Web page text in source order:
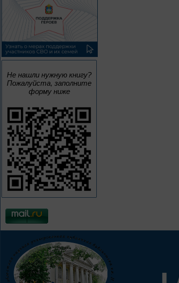
Не нашли нужную книгу?
Пожалуйста, заполните
форму ниже